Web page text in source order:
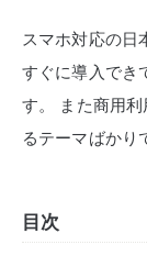
スマホ対応の日
すぐに導入でき
す。
また商用
るテーマばかり
目次